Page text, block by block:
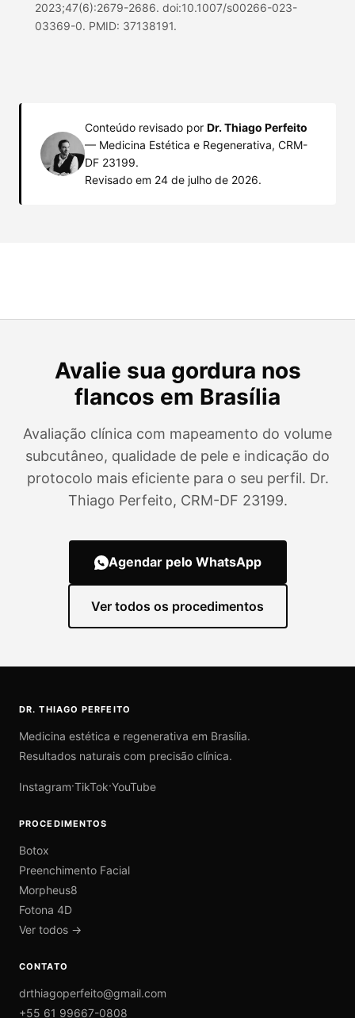
2023;47(6):2679-2686. doi:10.1007/s00266-023-
03369-0. PMID: 37138191.
Conteúdo revisado por Dr. Thiago Perfeito
— Medicina Estética e Regenerativa, CRM-
DF 23199.
Revisado em 24 de julho de 2026.
Avalie sua gordura nos
flancos em Brasília
Avaliação clínica com mapeamento do volume
subcutâneo, qualidade de pele e indicação do
protocolo mais eficiente para o seu perfil. Dr.
Thiago Perfeito, CRM-DF 23199.
Agendar pelo WhatsApp
Ver todos os procedimentos
DR. THIAGO PERFEITO
Medicina estética e regenerativa em Brasília.
Resultados naturais com precisão clínica.
Instagram·TikTok·YouTube
PROCEDIMENTOS
Botox
Preenchimento Facial
Morpheus8
Fotona 4D
Ver todos →
CONTATO
drthiagoperfeito@gmail.com
+55 61 99667-0808